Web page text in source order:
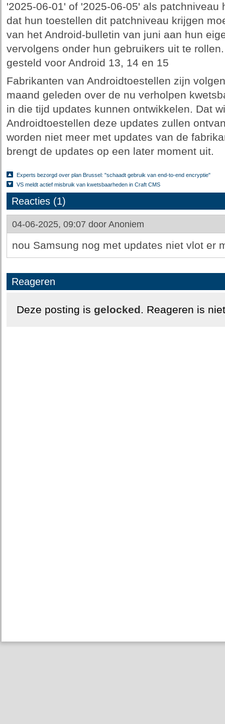
'2025-06-01' of '2025-06-05' als patchniveau
dat hun toestellen dit patchniveau krijgen
van het Android-bulletin van juni aan hun
vervolgens onder hun gebruikers uit te
gesteld voor Android 13, 14 en 15
Fabrikanten van Androidtoestellen zijn
maand geleden over de nu verholpen
in die tijd updates kunnen ontwikkelen. Dat
Androidtoestellen deze updates zullen
worden niet meer met updates van de
brengt de updates op een later moment uit.
Experts bezorgd over plan Brussel: "schaadt gebruik van end-to-end encryptie"
VS meldt actief misbruik van kwetsbaarheden in Craft CMS
Reacties (1)
04-06-2025, 09:07 door Anoniem
nou Samsung nog met updates niet vlot er
Reageren
Deze posting is gelocked. Reageren is